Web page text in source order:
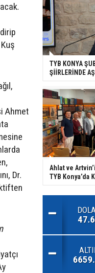
Ahmet
Dr.
TYB KONYA
ŞİİRLERİNDE
Ahlat ve
TYB Konya’da